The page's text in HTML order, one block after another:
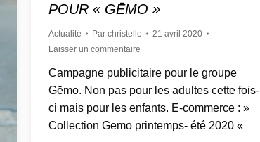
POUR « GĒMO »
Actualité Par christelle
21 avril 2020
Laisser un commentaire
Campagne publicitaire pour le groupe
Gēmo. Non pas pour les adultes cette fois-
ci mais pour les enfants. E-commerce : »
Collection Gēmo printemps- été 2020 «